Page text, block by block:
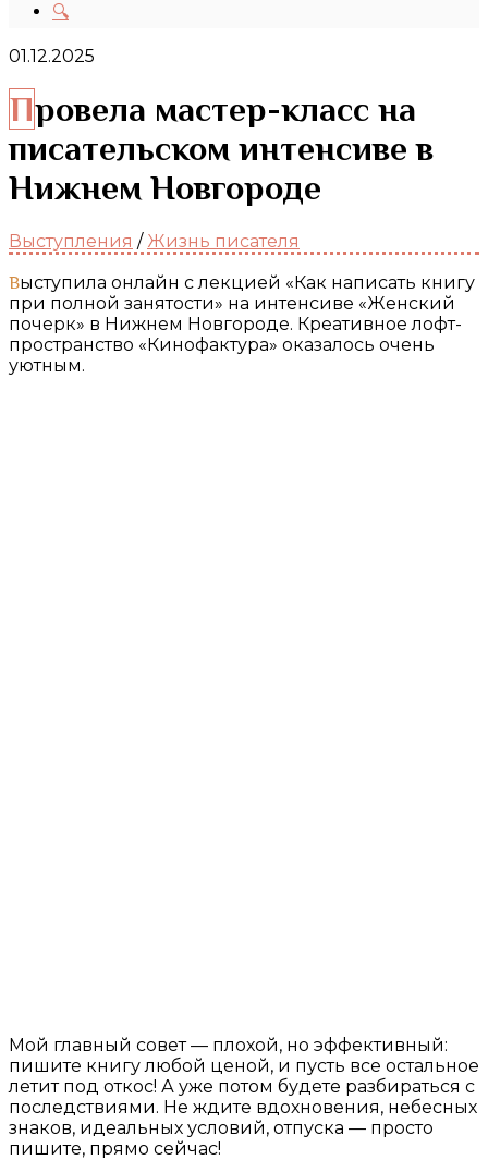
🔍
01.12.2025
Провела мастер-класс на
писательском интенсиве в
Нижнем Новгороде
Выступления / Жизнь писателя
Выступила онлайн с лекцией «Как написать книгу
при полной занятости» на интенсиве «Женский
почерк» в Нижнем Новгороде. Креативное лофт-
пространство «Кинофактура» оказалось очень
уютным.
Мой главный совет — плохой, но эффективный:
пишите книгу любой ценой, и пусть все остальное
летит под откос! А уже потом будете разбираться с
последствиями. Не ждите вдохновения, небесных
знаков, идеальных условий, отпуска — просто
пишите, прямо сейчас!